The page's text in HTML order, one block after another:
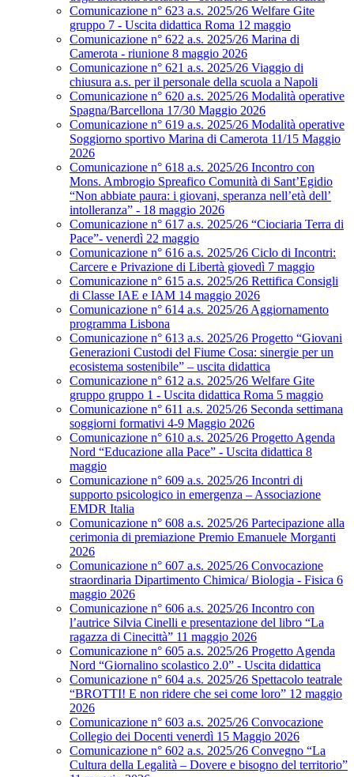
Comunicazione n° 623 a.s. 2025/26 Welfare Gite
gruppo 7 - Uscita didattica Roma 12 maggio
Comunicazione n° 622 a.s. 2025/26 Marina di
Camerota - riunione 8 maggio 2026
Comunicazione n° 621 a.s. 2025/26 Viaggio di
chiusura a.s. per il personale della scuola a Napoli
Comunicazione n° 620 a.s. 2025/26 Modalità operative
Spagna/Barcellona 17/30 Maggio 2026
Comunicazione n° 619 a.s. 2025/26 Modalità operative
Soggiorno sportivo Marina di Camerota 11/15 Maggio
2026
Comunicazione n° 618 a.s. 2025/26 Incontro con
Mons. Ambrogio Spreafico Comunità di Sant’Egidio
“Non abbiate paura: i giovani, speranza nell’età dell’
intolleranza” - 18 maggio 2026
Comunicazione n° 617 a.s. 2025/26 “Ciociaria Terra di
Pace”- venerdì 22 maggio
Comunicazione n° 616 a.s. 2025/26 Ciclo di Incontri:
Carcere e Privazione di Libertà giovedì 7 maggio
Comunicazione n° 615 a.s. 2025/26 Rettifica Consigli
di Classe IAE e IAM 14 maggio 2026
Comunicazione n° 614 a.s. 2025/26 Aggiornamento
programma Lisbona
Comunicazione n° 613 a.s. 2025/26 Progetto “Giovani
Generazioni Custodi del Fiume Cosa: sinergie per un
ecosistema sostenibile” – uscita didattica
Comunicazione n° 612 a.s. 2025/26 Welfare Gite
gruppo gruppo 1 - Uscita didattica Roma 5 maggio
Comunicazione n° 611 a.s. 2025/26 Seconda settimana
soggiorni formativi 4-9 Maggio 2026
Comunicazione n° 610 a.s. 2025/26 Progetto Agenda
Nord “Educazione alla Pace” - Uscita didattica 8
maggio
Comunicazione n° 609 a.s. 2025/26 Incontri di
supporto psicologico in emergenza – Associazione
EMDR Italia
Comunicazione n° 608 a.s. 2025/26 Partecipazione alla
cerimonia di premiazione Premio Emanuele Morganti
2026
Comunicazione n° 607 a.s. 2025/26 Convocazione
straordinaria Dipartimento Chimica/ Biologia - Fisica 6
maggio 2026
Comunicazione n° 606 a.s. 2025/26 Incontro con
l’autrice Silvia Cinelli e presentazione del libro “La
ragazza di Cinecittà” 11 maggio 2026
Comunicazione n° 605 a.s. 2025/26 Progetto Agenda
Nord “Giornalino scolastico 2.0” - Uscita didattica
Comunicazione n° 604 a.s. 2025/26 Spettacolo teatrale
“BROTTI! E non ridere che sei come loro” 12 maggio
2026
Comunicazione n° 603 a.s. 2025/26 Convocazione
Collegio dei Docenti venerdì 15 Maggio 2026
Comunicazione n° 602 a.s. 2025/26 Convegno “La
Cultura della Legalità – Dovere e bisogno del territorio”